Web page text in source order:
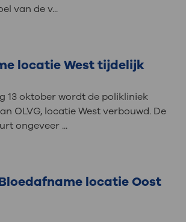
van de v...
locatie West tijdelijk
13 oktober wordt de polikliniek
OLVG, locatie West verbouwd. De
ongeveer ...
locatie Oost